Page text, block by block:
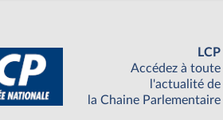
LCP
Accédez à toute
l'actualité de
la Chaine Parlementaire